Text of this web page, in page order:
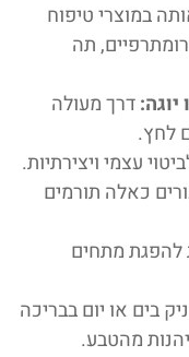
במוצרי טיפוח
תה
דרך מעולה
לחץ.
עצמי ויצירתיות.
כאלה תורמים
להפגת מתחים
בים או יום בבריכה
מהטבע.